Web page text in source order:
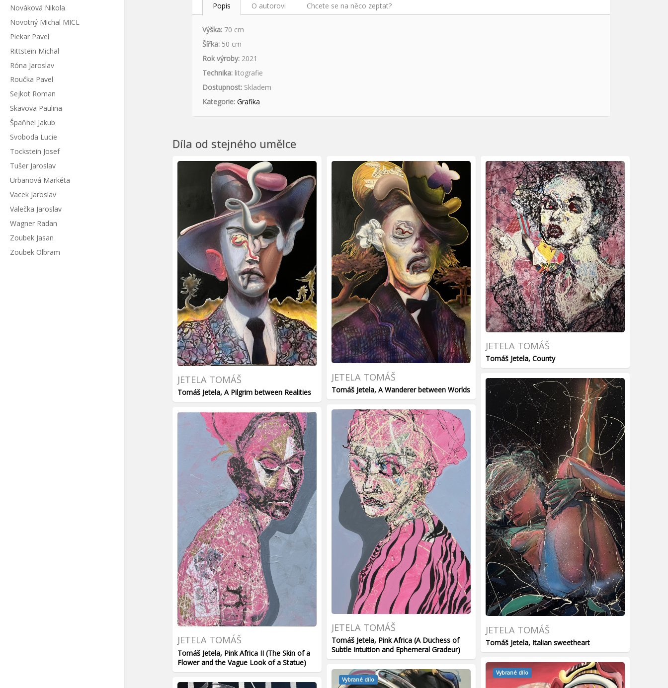
Nováková Nikola
Novotný Michal MICL
Piekar Pavel
Rittstein Michal
Róna Jaroslav
Roučka Pavel
Sejkot Roman
Skavova Paulina
Špaňhel Jakub
Svoboda Lucie
Tockstein Josef
Tušer Jaroslav
Urbanová Markéta
Vacek Jaroslav
Valečka Jaroslav
Wagner Radan
Zoubek Jasan
Zoubek Olbram
Popis O autorovi Chcete se na něco zeptat?
Výška: 70 cm
Šířka: 50 cm
Rok výroby: 2021
Technika: litografie
Dostupnost: Skladem
Kategorie: Grafika
Díla od stejného umělce
JETELA TOMÁŠ
Tomáš Jetela, A Pilgrim between Realities
JETELA TOMÁŠ
Tomáš Jetela, A Wanderer between Worlds
JETELA TOMÁŠ
Tomáš Jetela, County
JETELA TOMÁŠ
Tomáš Jetela, Italian sweetheart
JETELA TOMÁŠ
Tomáš Jetela, Pink Africa (A Duchess of
Subtle Intuition and Ephemeral Gradeur)
JETELA TOMÁŠ
Tomáš Jetela, Pink Africa II (The Skin of a
Flower and the Vague Look of a Statue)
Vybrané dílo
Vybrané dílo